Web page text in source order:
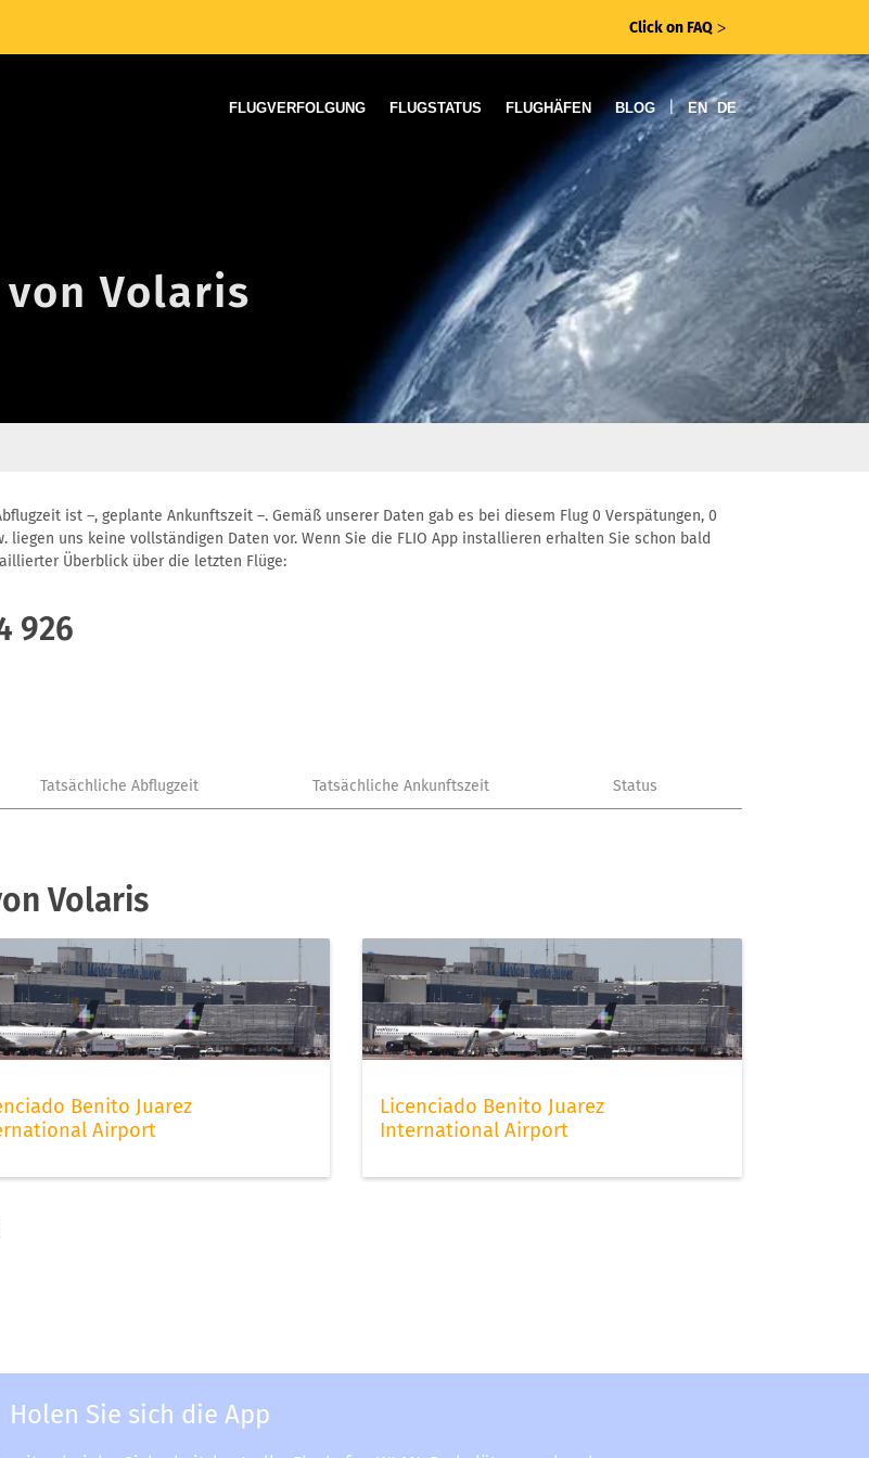
Click on FAQ ᐳ
FLUGVERFOLGUNG FLUGSTATUS FLUGHÄFEN BLOG | EN DE
Volaris
ist –, geplante Ankunftszeit –. Gemäß unserer Daten gab es bei diesem Flug 0 Verspätungen, 0
uns keine vollständigen Daten vor. Wenn Sie die FLIO App installieren erhalten Sie schon bald
Überblick über die letzten Flüge:
926
Tatsächliche Abflugzeit Tatsächliche Ankunftszeit Status
Volaris
Benito Juarez
Airport
Licenciado Benito Juarez
International Airport
Holen Sie sich die App